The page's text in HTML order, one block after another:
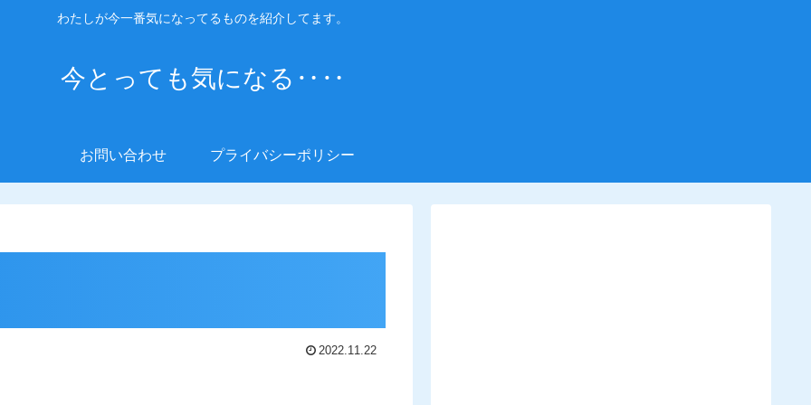
わたしが今一番気になってるものを紹介してます。
今とっても気になる‥‥
お問い合わせ プライバシーポリシー
2022.11.22